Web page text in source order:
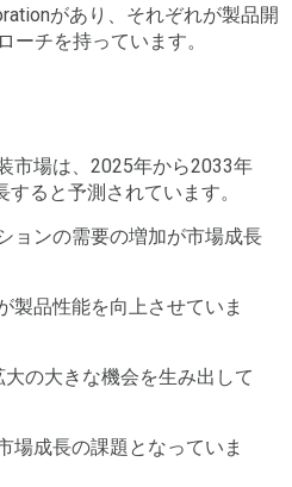
があり、それぞれが製品開
ーチを持っています。
市場は、2025年から2033年
すると予測されています。
ョンの需要の増加が市場成長
製品性能を向上させていま
の大きな機会を生み出して
場成長の課題となっていま